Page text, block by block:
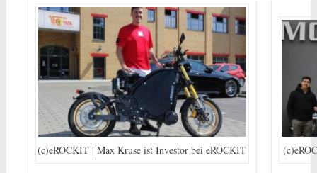
(c)eROCKIT | Max Kruse ist Investor bei eROCKIT